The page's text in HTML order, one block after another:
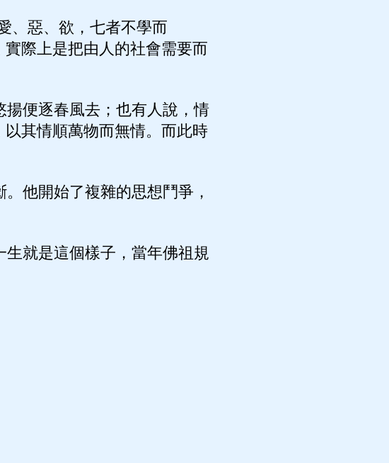
、惡、欲，七者不學而
際上是把由人的社會需要而
便逐春風去；也有人說，情
其情順萬物而無情。而此時
他開始了複雜的思想鬥爭，
就是這個樣子，當年佛祖規